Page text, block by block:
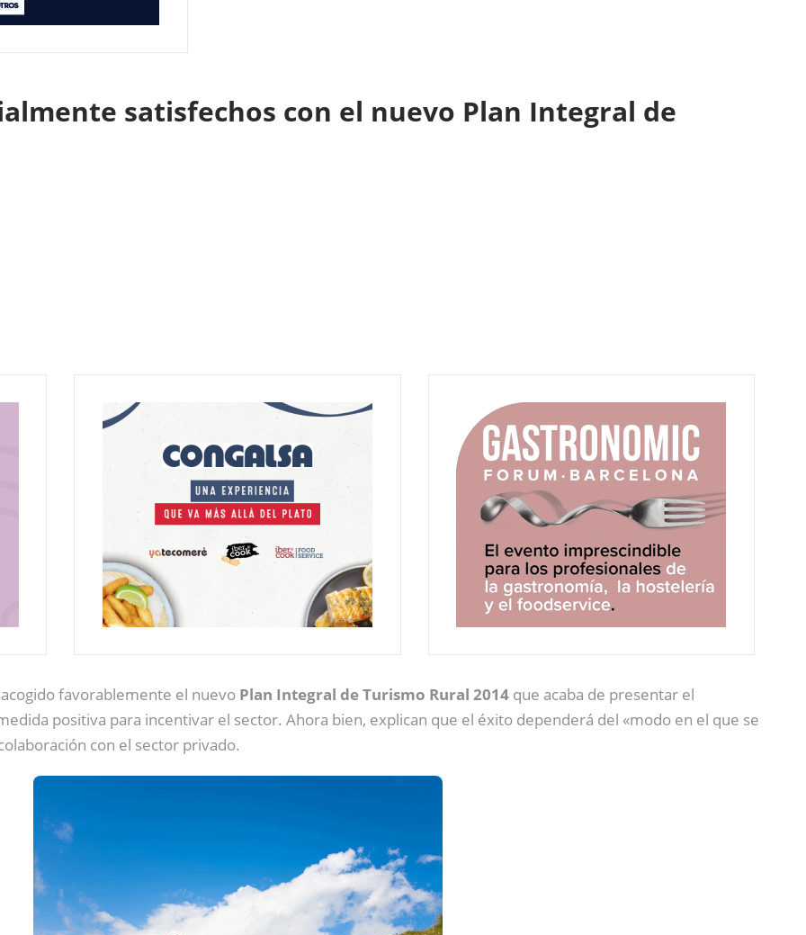
satisfechos con el nuevo Plan Integral de
favorablemente el nuevo Plan Integral de Turismo Rural 2014 que acaba de presentar el
positiva para incentivar el sector. Ahora bien, explican que el éxito dependerá del «modo en el que se
con el sector privado.